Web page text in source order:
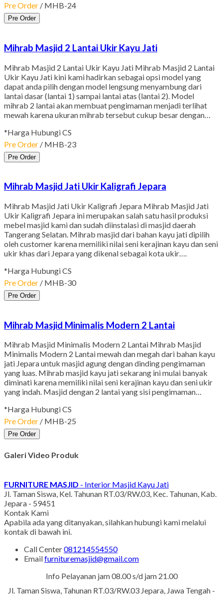
Pre Order / MHB-24
Pre Order
Mihrab Masjid 2 Lantai Ukir Kayu Jati
Mihrab Masjid 2 Lantai Ukir Kayu Jati Mihrab Masjid 2 Lantai
Ukir Kayu Jati kini kami hadirkan sebagai opsi model yang
dapat anda pilih dengan model lengsung menyambung dari
lantai dasar (lantai 1) sampai lantai atas (lantai 2). Model
mihrab 2 lantai akan membuat pengimaman menjadi terlihat
mewah karena ukuran mihrab tersebut cukup besar dengan…
*Harga Hubungi CS
Pre Order / MHB-23
Pre Order
Mihrab Masjid Jati Ukir Kaligrafi Jepara
Mihrab Masjid Jati Ukir Kaligrafi Jepara Mihrab Masjid Jati
Ukir Kaligrafi Jepara ini merupakan salah satu hasil produksi
mebel masjid kami dan sudah diinstalasi di masjid daerah
Tangerang Selatan. Mihrab masjid dari bahan kayu jati dipilih
oleh customer karena memiliki nilai seni kerajinan kayu dan seni
ukir khas dari Jepara yang dikenal sebagai kota ukir….
*Harga Hubungi CS
Pre Order / MHB-30
Pre Order
Mihrab Masjid Minimalis Modern 2 Lantai
Mihrab Masjid Minimalis Modern 2 Lantai Mihrab Masjid
Minimalis Modern 2 Lantai mewah dan megah dari bahan kayu
jati Jepara untuk masjid agung dengan dinding pengimaman
yang luas. Mihrab masjid kayu jati sekarang ini mulai banyak
diminati karena memiliki nilai seni kerajinan kayu dan seni ukir
yang indah. Masjid dengan 2 lantai yang sisi pengimaman…
*Harga Hubungi CS
Pre Order / MHB-25
Pre Order
Galeri Video Produk
FURNITURE MASJID - Interior Masjid Kayu Jati
Jl. Taman Siswa, Kel. Tahunan RT.03/RW.03, Kec. Tahunan, Kab.
Jepara - 59451
Kontak Kami
Apabila ada yang ditanyakan, silahkan hubungi kami melalui
kontak di bawah ini.
Call Center081214554550
Emailfurnituremasjid@gmail.com
Info Pelayanan jam 08.00 s/d jam 21.00
Jl. Taman Siswa, Tahunan RT.03/RW.03 Jepara, Jawa Tengah -